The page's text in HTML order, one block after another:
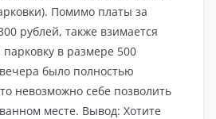
Помимо платы за
рублей, также взимается
в размере 500
было полностью
невозможно себе позволить
месте. Вывод: Хотите